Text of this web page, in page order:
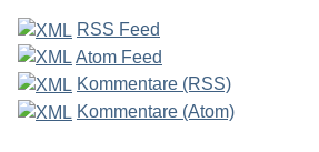
RSS Feed
Atom Feed
Kommentare (RSS)
Kommentare (Atom)